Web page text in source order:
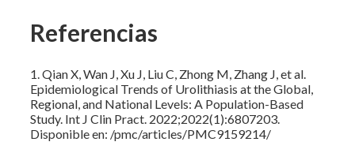
Referencias
1. Qian X, Wan J, Xu J, Liu C, Zhong M, Zhang J, et al.
Epidemiological Trends of Urolithiasis at the Global,
Regional, and National Levels: A Population-Based
Study. Int J Clin Pract. 2022;2022(1):6807203.
Disponible en: /pmc/articles/PMC9159214/